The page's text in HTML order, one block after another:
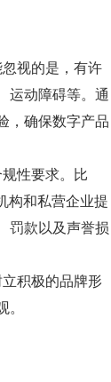
视的是，有许
运动障碍等。通
，确保数字产品
性要求。比
构和私营企业提
罚款以及声誉损
积极的品牌形